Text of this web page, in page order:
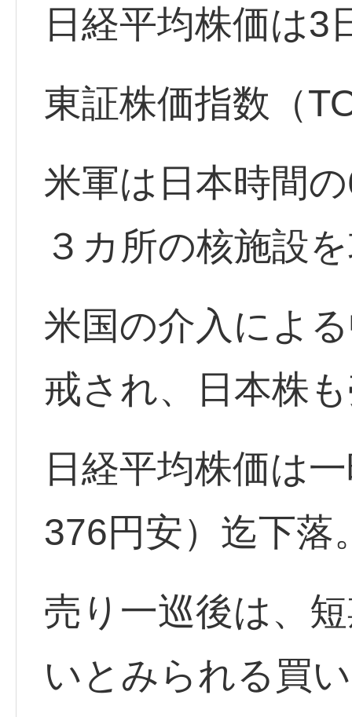
日経平均株価は3
東証株価指数（
米軍は日本時間
３カ所の核施設
米国の介入によ
戒され、日本株
日経平均株価は
376円安）迄下落
売り一巡後は、
いとみられる買